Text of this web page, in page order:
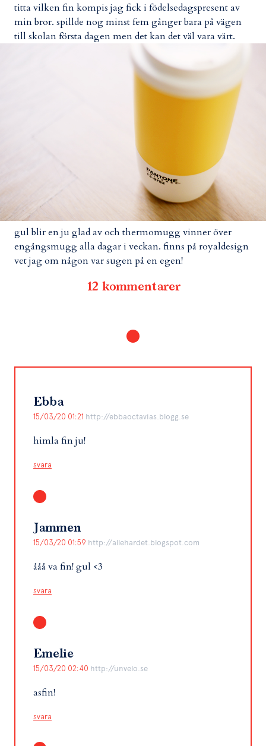
titta vilken fin kompis jag fick i födelsedagspresent av
min bror. spillde nog minst fem gånger bara på vägen
till skolan första dagen men det kan det väl vara värt.
gul blir en ju glad av och thermomugg vinner över
engångsmugg alla dagar i veckan. finns på royaldesign
vet jag om någon var sugen på en egen!
12 kommentarer
Ebba
15/03/20 01:21 http://ebbaoctavias.blogg.se
himla fin ju!
svara
Jammen
15/03/20 01:59 http://allehardet.blogspot.com
ååå va fin! gul <3
svara
Emelie
15/03/20 02:40 http://unvelo.se
asfin!
svara